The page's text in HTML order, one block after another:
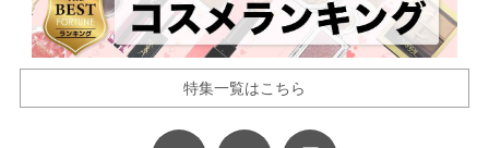
特集一覧はこちら